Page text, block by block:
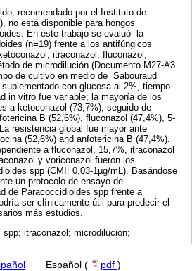
recomendado por el Instituto de
no está disponible para hongos
En este trabajo se evaluó la
(n=19) frente a los antifúngicos
itraconazol, fluconazol,
de microdilución (Documento M27-A3
de cultivo en medio de Sabouraud
con glucosa al 2%, tiempo
in vitro fue variable; la mayoría de los
a ketoconazol (73,7%), seguido de
B (52,6%), fluconazol (47,4%), 5-
resistencia global fue mayor ante
(52,6%) and anfotericina B (47,4%).
a fluconazol, 15,7%, itraconazol
y voriconazol fueron los
spp (CMI: 0,03-1µg/mL). Basándose
un protocolo de ensayo de
de Paracoccidioides spp frente a
ser clínicamente útil para predecir el
más estudios.
itraconazol; microdilución;
· Español ( pdf )